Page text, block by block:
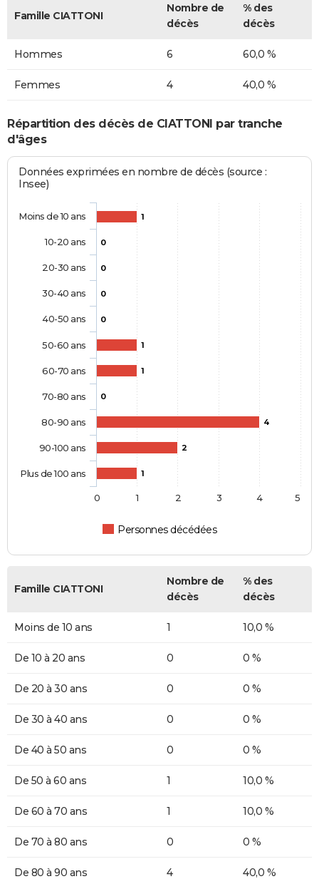
Famille CIATTONI
Nombre de
décès
% des
décès
Hommes 6 60,0 %
Femmes 4 40,0 %
Répartition des décès de CIATTONI par tranche
d'âges
Données exprimées en nombre de décès (source :
Insee)
1
0
0
0
0
1
1
0
4
2
1
Personnes décédées
Moins de 10 ans
10-20 ans
20-30 ans
30-40 ans
40-50 ans
50-60 ans
60-70 ans
70-80 ans
80-90 ans
90-100 ans
Plus de 100 ans
0 1 2 3 4 5
Famille CIATTONI
Nombre de
décès
% des
décès
Moins de 10 ans 1 10,0 %
De 10 à 20 ans 0 0 %
De 20 à 30 ans 0 0 %
De 30 à 40 ans 0 0 %
De 40 à 50 ans 0 0 %
De 50 à 60 ans 1 10,0 %
De 60 à 70 ans 1 10,0 %
De 70 à 80 ans 0 0 %
De 80 à 90 ans 4 40,0 %